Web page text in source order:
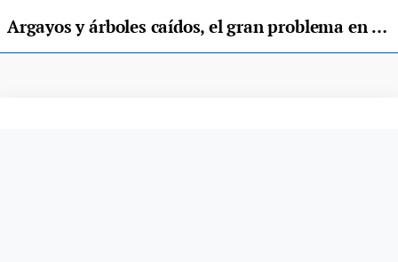
Argayos y árboles caídos, el gran problema en todo el Oriente de Asturias